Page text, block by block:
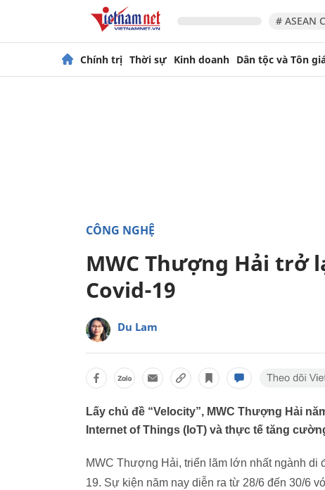
# ASEAN
Chính trị Thời sự Kinh doanh Dân tộc và Tôn
CÔNG NGHỆ
MWC Thượng Hải trở
Covid-19
Du Lam
Lấy chủ đề “Velocity”, MWC Thượng Hải
Internet of Things (IoT) và thực tế tăng
MWC Thượng Hải, triển lãm lớn nhất ngành di
19. Sự kiện năm nay diễn ra từ 28/6 đến 30/6